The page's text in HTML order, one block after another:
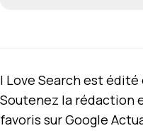
I Love Search est
Soutenez la rédaction
favoris sur Google